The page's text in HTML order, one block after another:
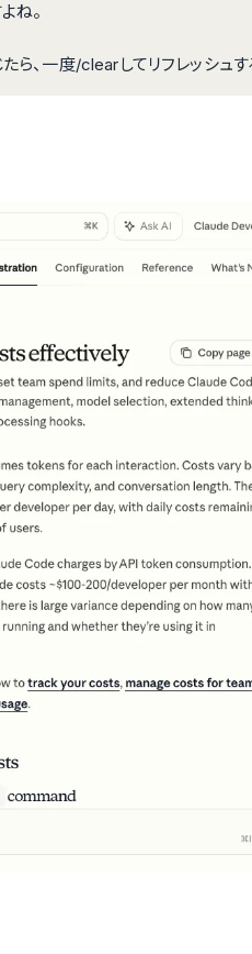
ね。
ら、一度/clearしてリフレッシュす